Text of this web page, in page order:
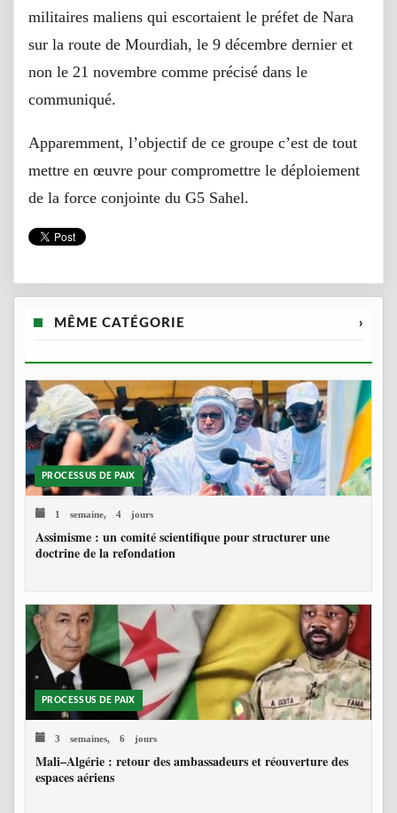
militaires maliens qui escortaient le préfet de Nara
sur la route de Mourdiah, le 9 décembre dernier et
non le 21 novembre comme précisé dans le
communiqué.
Apparemment, l’objectif de ce groupe c’est de tout
mettre en œuvre pour compromettre le déploiement
de la force conjointe du G5 Sahel.
MÊME CATÉGORIE ›
PROCESSUS DE PAIX
1 semaine, 4 jours
Assimisme : un comité scientifique pour structurer une
doctrine de la refondation
PROCESSUS DE PAIX
3 semaines, 6 jours
Mali–Algérie : retour des ambassadeurs et réouverture des
espaces aériens